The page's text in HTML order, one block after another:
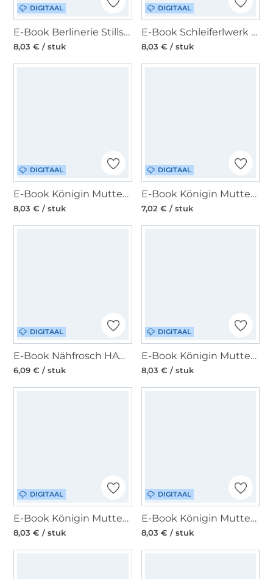
DIGITAAL
E-Book Berlinerie Stillshirt Multi-Mama-Shirt, Duits
8,03 € / stuk
DIGITAAL
E-Book Schleiferlwerk Shirt Damen Girly Sweater Umstandsversion, duits
8,03 € / stuk
DIGITAAL
E-Book Königin Mutter Umstandsshirt Mathilde, duits
8,03 € / stuk
DIGITAAL
E-Book Königin Mutter Umstandsshorts India, duits
7,02 € / stuk
DIGITAAL
E-Book Nähfrosch HAMIL Umstandsjogginghose Damen, duits
6,09 € / stuk
DIGITAAL
E-Book Königin Mutter Umstandshose Victoria, duits
8,03 € / stuk
DIGITAAL
E-Book Königin Mutter Stillspullover Mette-Marit, duits
8,03 € / stuk
DIGITAAL
E-Book Königin Mutter Umstandsrock Margriet, duits
8,03 € / stuk